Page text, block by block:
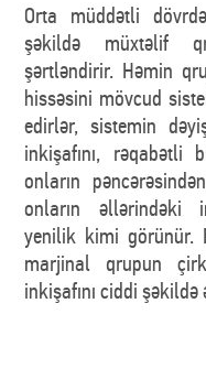
Orta müddətli
şəkildə müxtəlif
şərtləndirir. Həmin
hissəsini mövcud
edirlər, sistemin
inkişafını, rəqabətli
onların
onların əllərindəki
yenilik kimi görünür.
marjinal qrupun
inkişafını ciddi şəkildə